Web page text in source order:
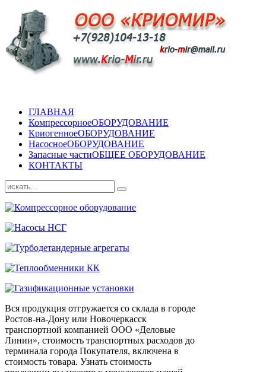
ГЛАВНАЯ
КомпрессорноеОБОРУДОВАНИЕ
КриогенноеОБОРУДОВАНИЕ
НасосноеОБОРУДОВАНИЕ
Запасные частиОБЩЕЕ ОБОРУДОВАНИЕ
КОНТАКТЫ
Вся продукция отгружается со склада в городе
Ростов-на-Дону или Новочеркасск
транспортной компанией ООО «Деловые
Линии», стоимость транспортных расходов до
терминала города Покупателя, включена в
стоимость товара. Узнать стоимость